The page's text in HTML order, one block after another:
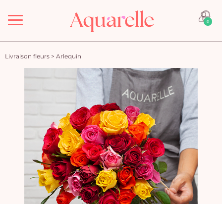
Menu 0
Livraison fleurs > Arlequin